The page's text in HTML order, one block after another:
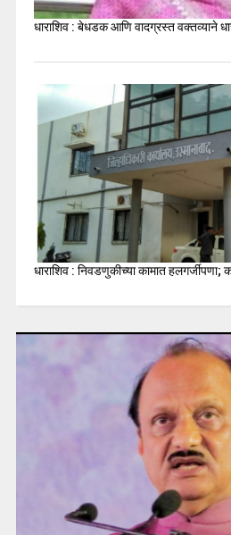
धाराशिव : बेधडक आणि वादग्रस्त वक्तव्याने
धाराशिव : निवडणुकीच्या कामात हलगर्जीपणा;